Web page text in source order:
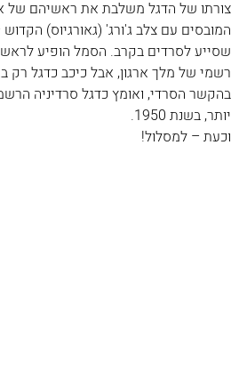
צורתו של הדגל משלבת את ראשיהם של
המובסים עם צלב ג'ורג' (גאורגיוס)
יותר, בשנת 1950.
וכעת – למסלול!